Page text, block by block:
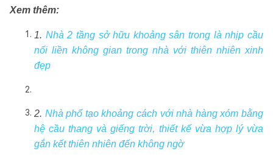
Xem thêm:
1. Nhà 2 tầng sở hữu khoảng sân trong là nhịp cầu
nối liền không gian trong nhà với thiên nhiên xinh
đẹp
2. Nhà phố tạo khoảng cách với nhà hàng xóm bằng
hệ cầu thang và giếng trời, thiết kế vừa hợp lý vừa
gắn kết thiên nhiên đến không ngờ